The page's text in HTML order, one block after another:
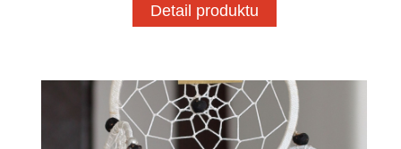
Detail produktu